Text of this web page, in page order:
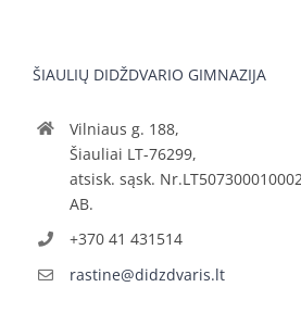
ŠIAULIŲ DIDŽDVARIO GIMNAZIJA
Vilniaus g. 188,
Šiauliai LT-76299,
atsisk. sąsk.
AB.
+370 41 431514
rastine@didzdvaris.lt